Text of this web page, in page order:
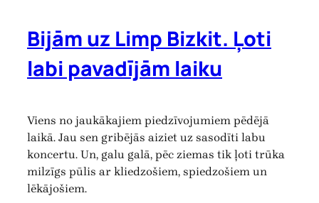
Bijām uz Limp Bizkit. Ļoti
labi pavadījām laiku
Viens no jaukākajiem piedzīvojumiem pēdējā
laikā. Jau sen gribējās aiziet uz sasodīti labu
koncertu. Un, galu galā, pēc ziemas tik ļoti trūka
milzīgs pūlis ar kliedzošiem, spiedzošiem un
lēkājošiem.